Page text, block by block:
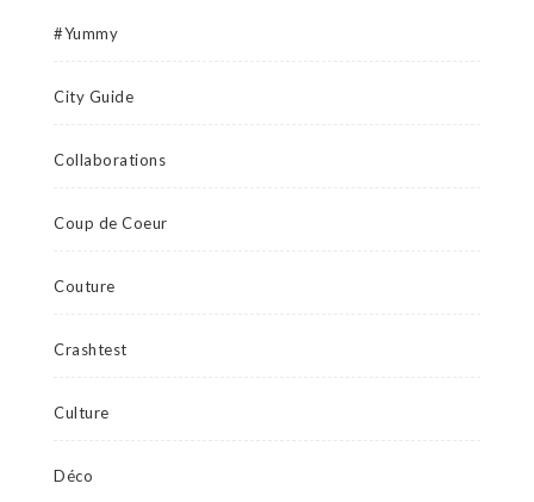
#Yummy
City Guide
Collaborations
Coup de Coeur
Couture
Crashtest
Culture
Déco